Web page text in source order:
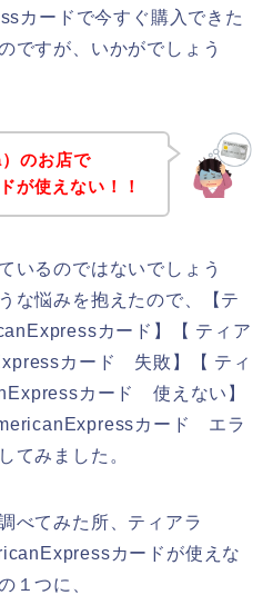
カードで今すぐ購入できた
ですが、いかがでしょう
のお店で
が使えない！！
いるのではないでしょう
な悩みを抱えたので、【テ
カード】【 ティア
カード 失敗】【 ティ
カード 使えない】
カード エラ
てみました。
べてみた所、ティアラ
カードが使えな
１つに、